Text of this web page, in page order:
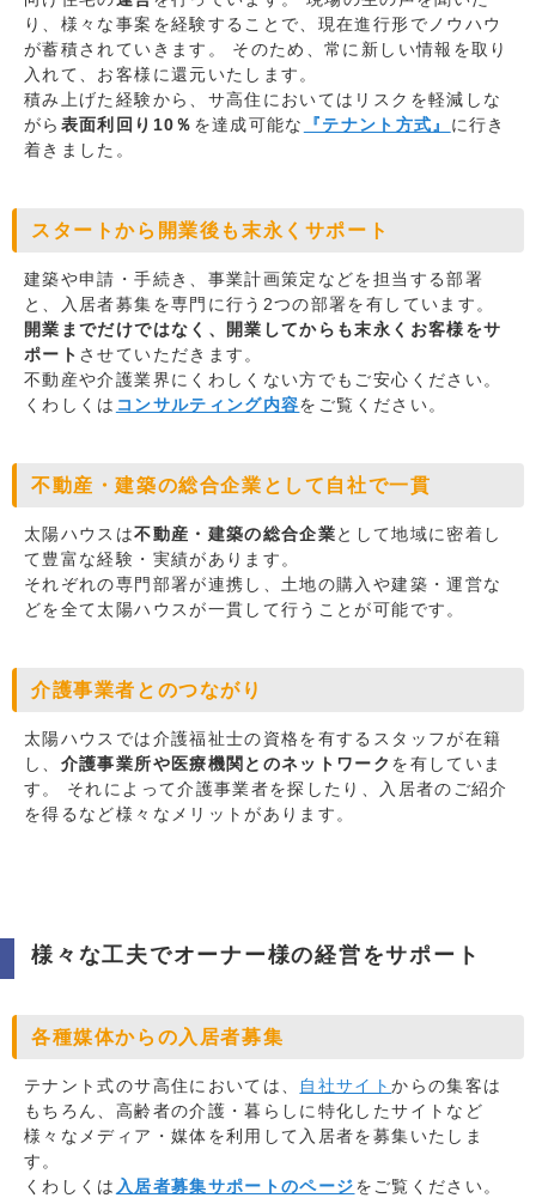
り、様々な事案を経験することで、現在進行形でノウハウ
が蓄積されていきます。 そのため、常に新しい情報を取り
入れて、お客様に還元いたします。
積み上げた経験から、サ高住においてはリスクを軽減しな
がら 表面利回り10％ を達成可能な 『テナント方式』 に行き
着きました。
スタートから開業後も末永くサポート
建築や申請・手続き、事業計画策定などを担当する部署
と、入居者募集を専門に行う2つの部署を有しています。
開業までだけではなく、開業してからも末永くお客様をサ
ポート させていただきます。
不動産や介護業界にくわしくない方でもご安心ください。
くわしくは コンサルティング内容をご覧ください。
不動産・建築の総合企業として自社で一貫
太陽ハウスは不動産・建築の総合企業 として地域に密着し
て豊富な経験・実績があります。
それぞれの専門部署が連携し、土地の購入や建築・運営な
どを全て太陽ハウスが一貫して行うことが可能です。
介護事業者とのつながり
太陽ハウスでは介護福祉士の資格を有するスタッフが在籍
し、 介護事業所や医療機関とのネットワーク を有していま
す。 それによって介護事業者を探したり、入居者のご紹介
を得るなど様々なメリットがあります。
様々な工夫でオーナー様の経営をサポート
各種媒体からの入居者募集
テナント式のサ高住においては、 自社サイトからの集客は
もちろん、高齢者の介護・暮らしに特化したサイトなど
様々なメディア・媒体を利用して入居者を募集いたしま
す。
くわしくは 入居者募集サポートのページ をご覧ください。